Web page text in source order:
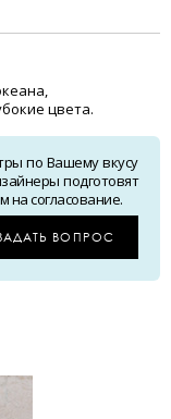
цвета.
по Вашему вкусу
подготовят
на согласование.
ВОПРОС